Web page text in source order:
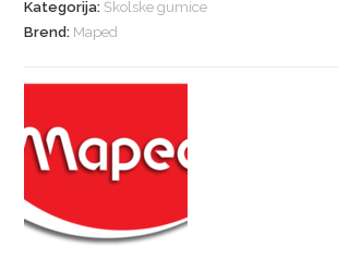
Kategorija:Školske gumice
Brend: Maped